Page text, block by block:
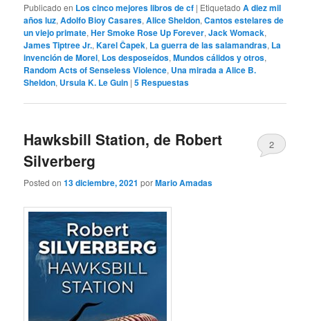
Publicado en Los cinco mejores libros de cf | Etiquetado A diez mil
años luz,Adolfo Bioy Casares,Alice Sheldon,Cantos estelares de
un viejo primate,Her Smoke Rose Up Forever,Jack Womack,
James Tiptree Jr.,Karel Čapek, La guerra de las salamandras, La
invención de Morel, Los desposeídos,Mundos cálidos y otros,
Random Acts of Senseless Violence, Una mirada a Alice B.
Sheldon, Ursula K. Le Guin |5 Respuestas
Hawksbill Station, de Robert
Silverberg
Posted on13 diciembre, 2021 porMario Amadas
2